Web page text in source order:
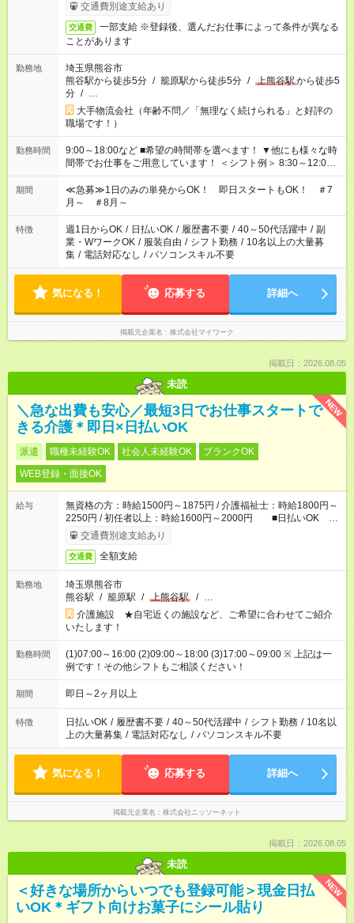
交通費別途支給あり
交通費
一部支給 ※登録後、選んだお仕事によって条件が異なる
ことがあります
勤務地
埼玉県熊谷市
熊谷駅から徒歩5分 / 籠原駅から徒歩5分 / 上熊谷駅から徒歩5
分 / …
大手物流会社（年齢不問／「無理なく続けられる」と好評の
職場です！）
勤務時間
9:00～18:00など ■希望の時間帯を選べます！ ▼他にも様々な時
間帯でお仕事をご用意しています！ ＜シフト例＞ 8:30～12:00
17:00～22:00 13:00～22:00 22:00～翌6:00 など
期間
≪急募≫1日のみの単発からOK！ 即日スタートもOK！ ＃7
月～ ＃8月～
特徴 週1日からOK / 日払いOK / 履歴書不要 / 40～50代活躍中 / 副
業・WワークOK / 服装自由 / シフト勤務 / 10名以上の大量募
集 / 電話対応なし / パソコンスキル不要
気になる！ 応募する 詳細へ
掲載元企業名 株式会社マイワーク
掲載日：2026.08.05
未読
NEW
＼急な出費も安心／最短3日でお仕事スタートで
きる介護＊即日×日払いOK
派遣 職種未経験OK 社会人未経験OK
ブランクOK
WEB登録・面接OK
給与
無資格の方：時給1500円～1875円 / 介護福祉士：時給1800円～
2250円 / 初任者以上：時給1600円～2000円 ■日払いOK ■
日収例：1万2000円（時給1500円×8h）
交通費別途支給あり
交通費 全額支給
勤務地
埼玉県熊谷市
熊谷駅 / 籠原駅 / 上熊谷駅 / …
介護施設 ★自宅近くの施設など、ご希望に合わせてご紹介
いたします！
勤務時間
(1)07:00～16:00 (2)09:00～18:00 (3)17:00～09:00 ※ 上記は一
例です！その他シフトもご相談ください！
期間 即日～2ヶ月以上
特徴 日払いOK / 履歴書不要 / 40～50代活躍中 / シフト勤務 / 10名以
上の大量募集 / 電話対応なし / パソコンスキル不要
気になる！ 応募する 詳細へ
掲載元企業名 株式会社ニッソーネット
掲載日：2026.08.05
未読
NEW
＜好きな場所からいつでも登録可能＞現金日払
いOK＊ギフト向けお菓子にシール貼り